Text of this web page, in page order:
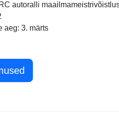
autoralli
aeg: 3. märts